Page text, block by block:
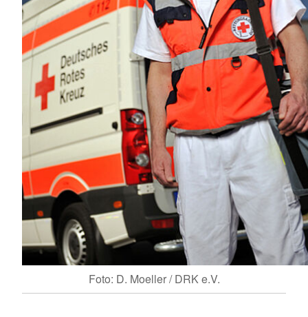
Foto: D. Moeller / DRK e.V.